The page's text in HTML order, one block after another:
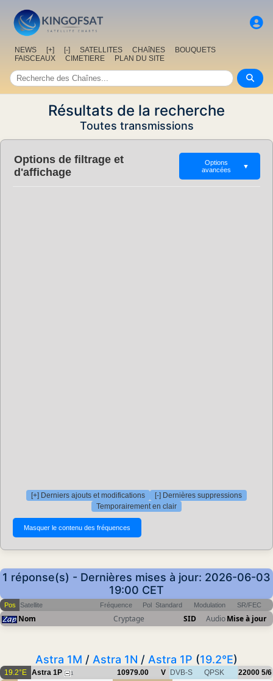
NEWS [+] [-] SATELLITES CHAîNES
BOUQUETS
FAISCEAUX
CIMETIERE PLAN DU SITE
Résultats de la recherche
Toutes transmissions
Options de filtrage et
d'affichage
Options
avancées
▼
[+] Derniers ajouts et modifications
[-] Dernières suppressions
Temporairement en clair
1 réponse(s) - Dernières mises à jour: 2026-06-03
19:00 CET
Pos Satellite Fréquence Pol Standard Modulation SR/FEC
Nom Cryptage SID AudioMise à jour
Astra 1M / Astra 1N / Astra 1P (19.2°E)
19.2°E Astra 1P 1 10979.00 V DVB-S QPSK 22000 5/6